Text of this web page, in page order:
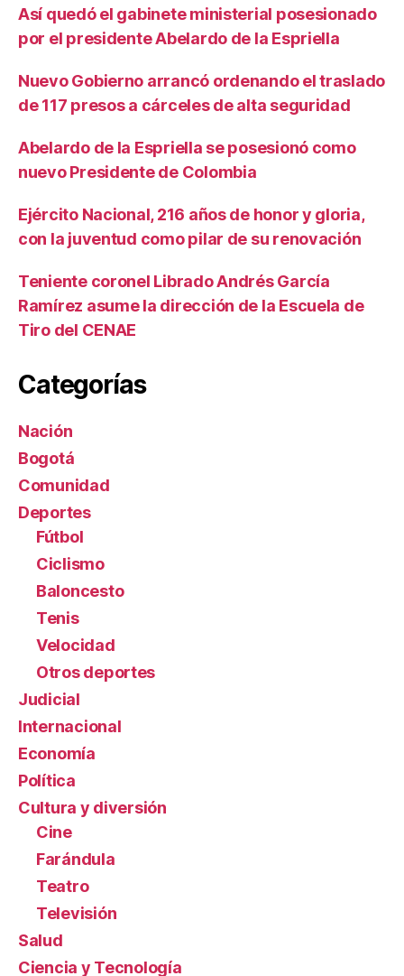
Así quedó el gabinete ministerial posesionado
por el presidente Abelardo de la Espriella
Nuevo Gobierno arrancó ordenando el traslado
de 117 presos a cárceles de alta seguridad
Abelardo de la Espriella se posesionó como
nuevo Presidente de Colombia
Ejército Nacional, 216 años de honor y gloria,
con la juventud como pilar de su renovación
Teniente coronel Librado Andrés García
Ramírez asume la dirección de la Escuela de
Tiro del CENAE
Categorías
Nación
Bogotá
Comunidad
Deportes
Fútbol
Ciclismo
Baloncesto
Tenis
Velocidad
Otros deportes
Judicial
Internacional
Economía
Política
Cultura y diversión
Cine
Farándula
Teatro
Televisión
Salud
Ciencia y Tecnología